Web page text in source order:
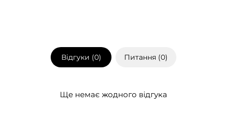
Відгуки (0) Питання (0)
Ще немає жодного відгука